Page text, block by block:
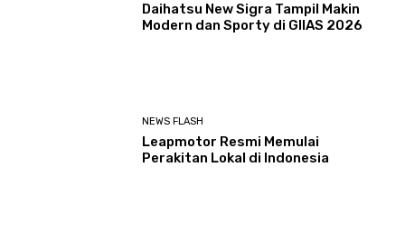
Daihatsu New Sigra Tampil Makin
Modern dan Sporty di GIIAS 2026
NEWS FLASH
Leapmotor Resmi Memulai
Perakitan Lokal di Indonesia